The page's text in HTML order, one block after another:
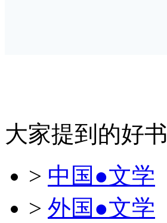
大家提到的好书
> 中国●文学
> 外国●文学